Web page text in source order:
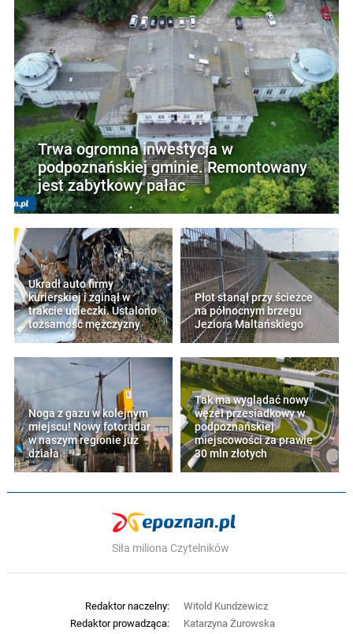
Trwa ogromna inwestycja w
podpoznańskiej gminie. Remontowany
jest zabytkowy pałac
Ukradł auto firmy
kurierskiej i zginął w
trakcie ucieczki. Ustalono
tożsamość mężczyzny
Płot stanął przy ścieżce
na północnym brzegu
Jeziora Maltańskiego
Noga z gazu w kolejnym
miejscu! Nowy fotoradar
w naszym regionie już
działa
Tak ma wyglądać nowy
węzeł przesiadkowy w
podpoznańskiej
miejscowości za prawie
30 mln złotych
Siła miliona Czytelników
Redaktor naczelny:
Witold Kundzewicz
Redaktor prowadząca:
Katarzyna Żurowska